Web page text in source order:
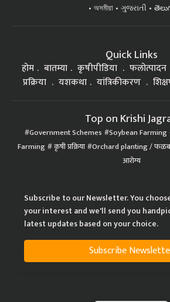
অসমীয়া
ગુજરાતી
Quick Links
होम बातम्या कृषीपीडिया फलोत्पादन
प्रक्रिया
यशकथा यांत्रिकीकरण
Top on Krishi
Government Schemes Soybean Farming
Farming कृषी प्रक्रिया Orchard planting /
आरोग्य
Subscribe to our Newsletter. You
your interest and we'll send you
latest updates based on your choice.
Subscribe